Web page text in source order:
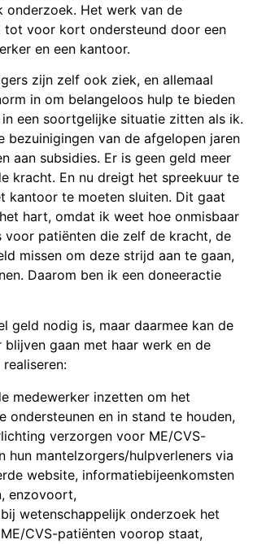
onderzoek. Het werk van de
tot voor kort ondersteund door een
en een kantoor.
zijn zelf ook ziek, en allemaal
in om belangeloos hulp te bieden
een soortgelijke situatie zitten als ik.
bezuinigingen van de afgelopen jaren
aan subsidies. Er is geen geld meer
kracht. En nu dreigt het spreekuur te
kantoor te moeten sluiten. Dit gaat
hart, omdat ik weet hoe onmisbaar
voor patiënten die zelf de kracht, de
missen om deze strijd aan te gaan,
Daarom ben ik een doneeractie
geld nodig is, maar daarmee kan de
blijven gaan met haar werk en de
medewerker inzetten om het
ondersteunen en in stand te houden,
verzorgen voor ME/CVS-
hun mantelzorgers/hulpverleners via
website, informatiebijeenkomsten
enzovoort,
wetenschappelijk onderzoek het
CVS-patiënten voorop staat,